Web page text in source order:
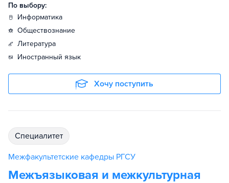
По выбору:
информатика
обществознание
литература
иностранный язык
Хочу поступить
специалитет
Межфакультетские кафедры РГСУ
Межъязыковая и межкультурная